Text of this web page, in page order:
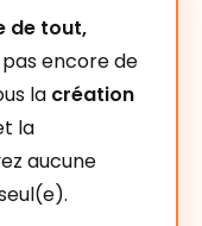
de tout,
pas encore de
la création
la
aucune